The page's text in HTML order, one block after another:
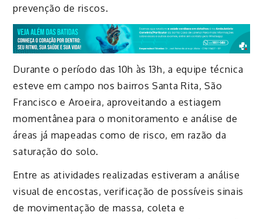
prevenção de riscos.
Durante o período das 10h às 13h, a equipe técnica
esteve em campo nos bairros Santa Rita, São
Francisco e Aroeira, aproveitando a estiagem
momentânea para o monitoramento e análise de
áreas já mapeadas como de risco, em razão da
saturação do solo.
Entre as atividades realizadas estiveram a análise
visual de encostas, verificação de possíveis sinais
de movimentação de massa, coleta e